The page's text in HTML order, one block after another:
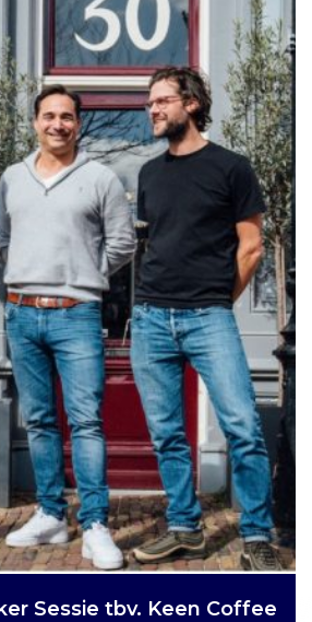
Sessie tbv. Keen Coffee
voor Stayokay